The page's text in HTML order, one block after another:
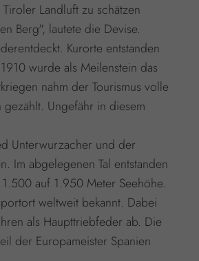
Landluft zu schätzen
Berg", lautete die Devise.
Kurorte entstanden
wurde als Meilenstein das
nahm der Tourismus volle
Ungefähr in diesem
Unterwurzacher und der
Im abgelegenen Tal entstanden
auf 1.950 Meter Seehöhe.
weltweit bekannt. Dabei
als Haupttriebfeder ab. Die
der Europameister Spanien